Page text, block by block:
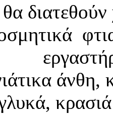
διατεθούν